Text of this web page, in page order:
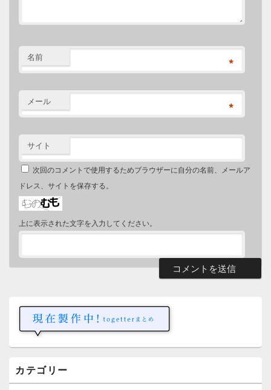
名前 *
メール *
サイト
次回のコメントで使用するためブラウザーに自分の名前、メールア
ドレス、サイトを保存する。
上に表示された文字を入力してください。
バ
ウ
ィ
カテゴリー